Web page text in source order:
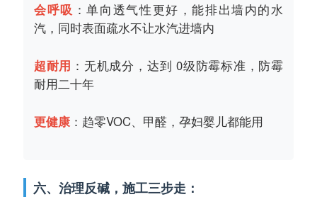
会呼吸 ：单向透气性更好，能排出墙内的水
汽，同时表面疏水不让水汽进墙内
超耐用 ：无机成分，达到 0级防霉标准，防霉
耐用二十年
更健康：趋零VOC、甲醛，孕妇婴儿都能用
六、治理反碱，施工三步走：